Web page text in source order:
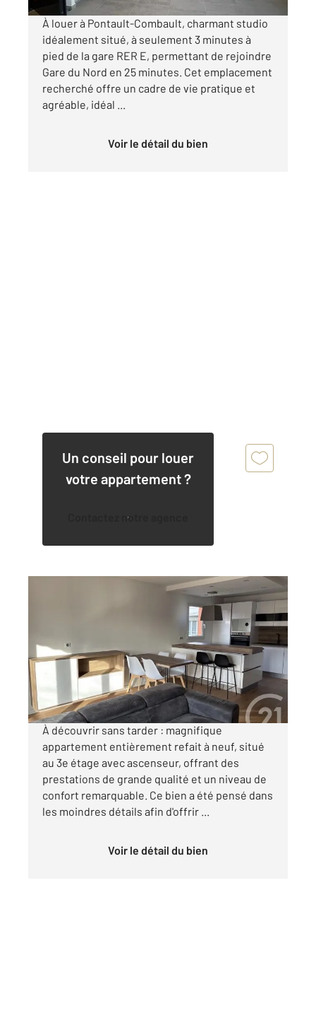
À louer à Pontault-Combault, charmant studio
idéalement situé, à seulement 3 minutes à
pied de la gare RER E, permettant de rejoindre
Gare du Nord en 25 minutes. Cet emplacement
recherché offre un cadre de vie pratique et
agréable, idéal ...
Voir le détail du bien
Un conseil pour louer
votre appartement ?
Contactez notre agence
Appartement F3 à louer
1 390 €
par mois charges comprises
À découvrir sans tarder : magnifique
appartement entièrement refait à neuf, situé
au 3e étage avec ascenseur, offrant des
prestations de grande qualité et un niveau de
confort remarquable. Ce bien a été pensé dans
les moindres détails afin d'offrir ...
Voir le détail du bien